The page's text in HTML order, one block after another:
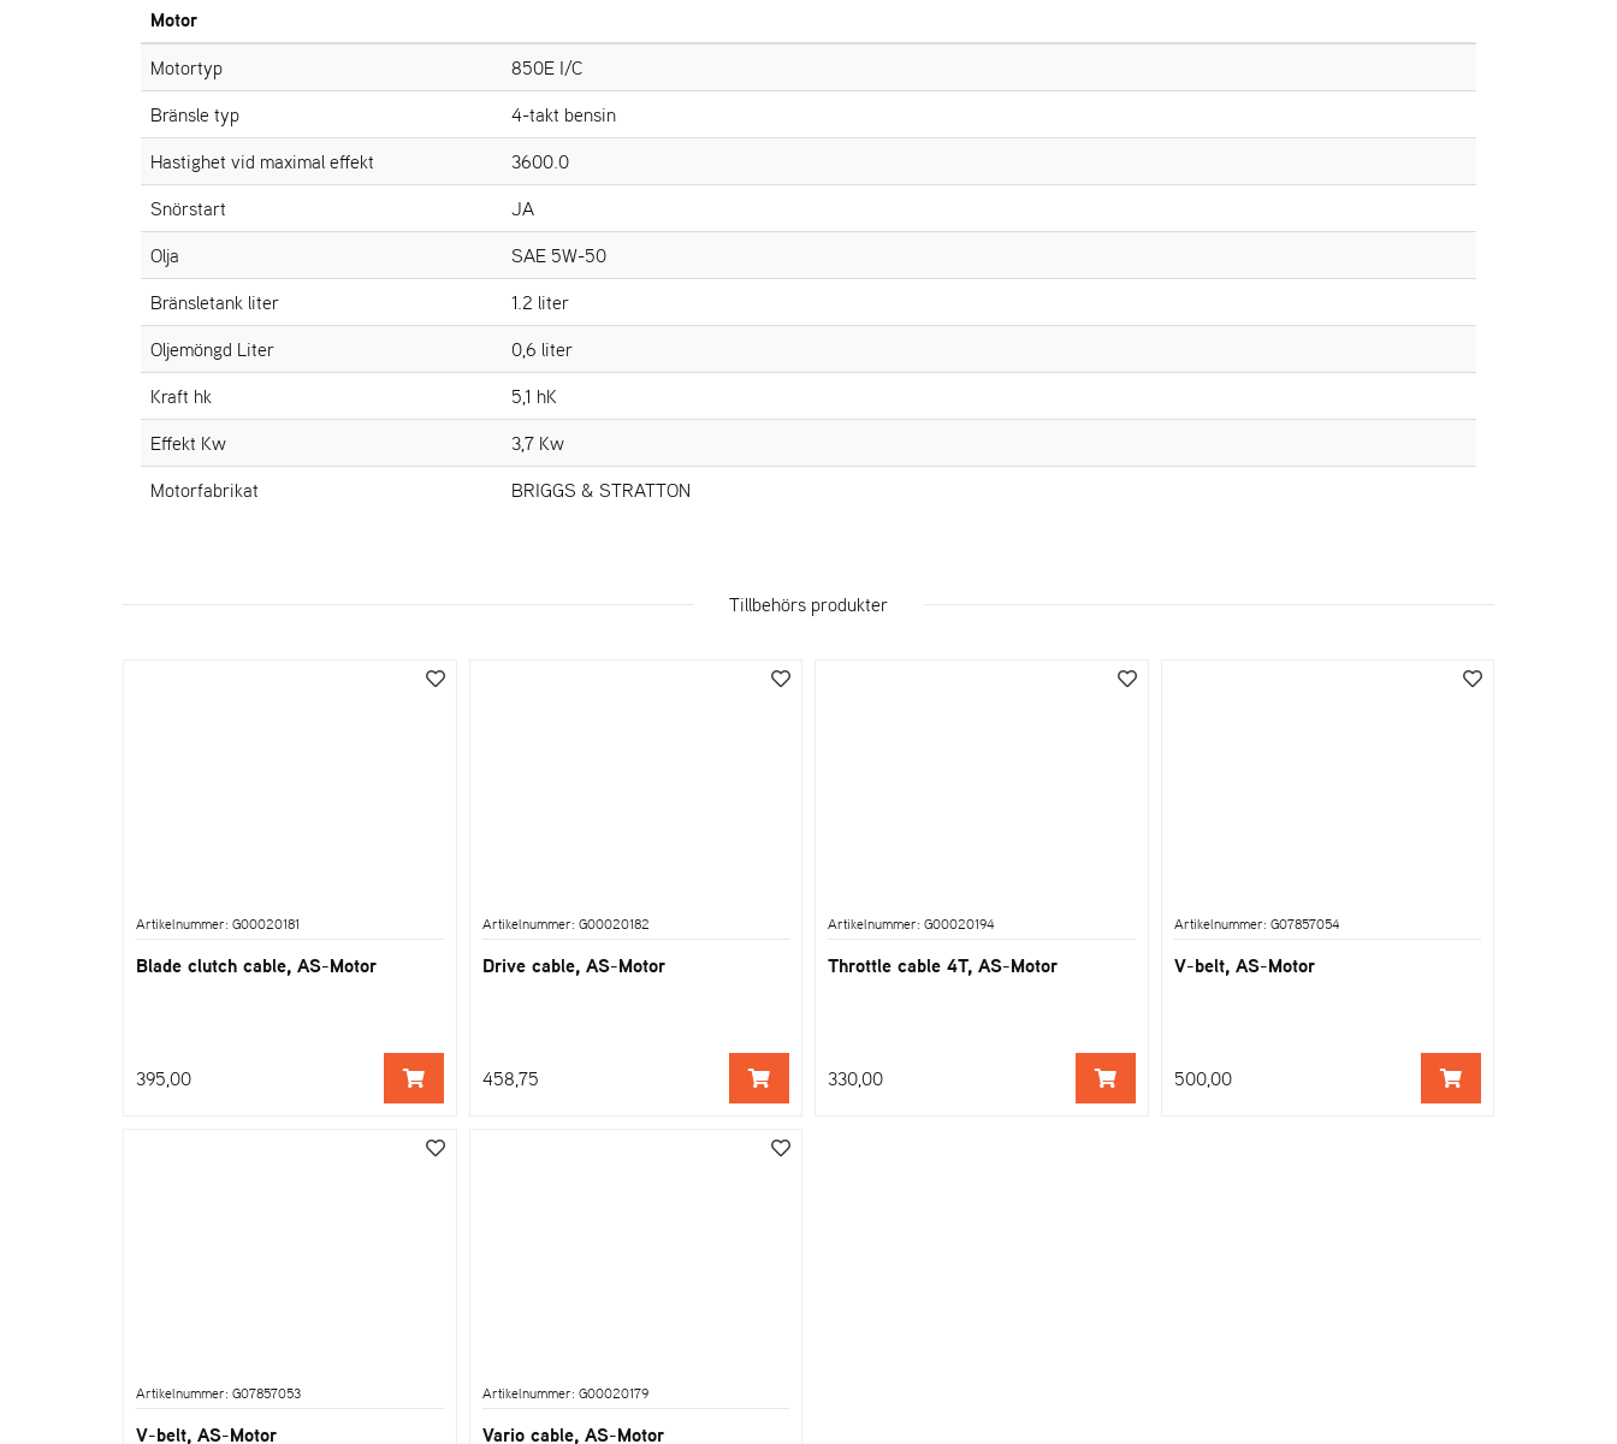
Motor
Motortyp
850E I/C
Bränsle typ
4-takt bensin
Hastighet vid maximal effekt
3600.0
Snörstart
JA
Olja
SAE 5W-50
Bränsletank liter
1.2 liter
Oljemöngd Liter
0,6 liter
Kraft hk
5,1 hK
Effekt Kw
3,7 Kw
Motorfabrikat
BRIGGS & STRATTON
Tillbehörs produkter
Artikelnummer: G00020181
Blade clutch cable, AS-Motor
395,00
Artikelnummer: G00020182
Drive cable, AS-Motor
458,75
Artikelnummer: G00020194
Throttle cable 4T, AS-Motor
330,00
Artikelnummer: G07857054
V-belt, AS-Motor
500,00
Artikelnummer: G07857053
V-belt, AS-Motor
Artikelnummer: G00020179
Vario cable, AS-Motor